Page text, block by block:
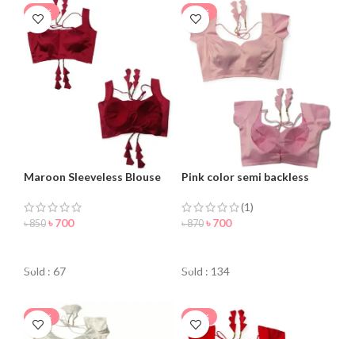
-18%
Maroon Sleeveless Blouse
৳850 ৳700
Sold : 67
-20%
Pink color semi backless
(1)
৳870 ৳700
Sold : 134
-22% -15%